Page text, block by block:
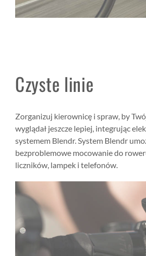
Czyste linie
Zorganizuj kierownicę i spraw, by
wyglądał jeszcze lepiej, integrując
systemem Blendr. System Blendr
bezproblemowe mocowanie do
liczników, lampek i telefonów.